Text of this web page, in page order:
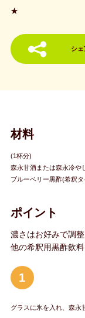
★
シェ
材料
(1杯分)
森永甘酒または森永冷
ブルーベリー黒酢(希釈
ポイント
濃さはお好みで調整
他の希釈用黒酢飲
1
グラスに氷を入れ、森永